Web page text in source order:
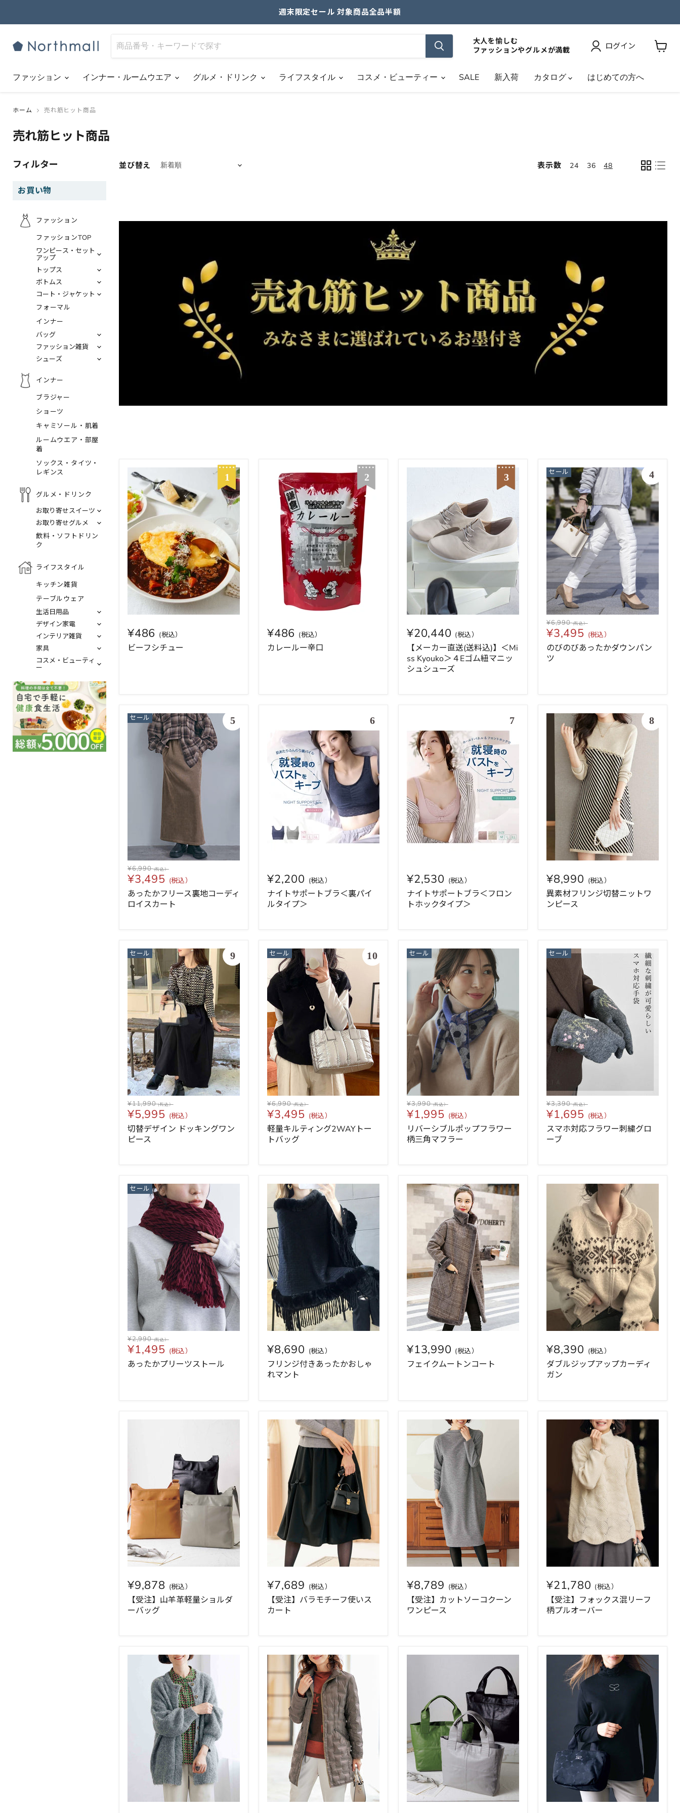
週末限定セール 対象商品全品半額
大人を愉しむ
ファッションやグルメが満載
ログイン
ファッション インナー・ルームウエア グルメ・ドリンク ライフスタイル コスメ・ビューティー SALE 新入荷 カタログ はじめての方へ
ホーム 売れ筋ヒット商品
売れ筋ヒット商品
フィルター
お買い物
ファッション
ファッションTOP
ワンピース・セット
アップ
トップス
ボトムス
コート・ジャケット
フォーマル
インナー
バッグ
ファッション雑貨
シューズ
インナー
ブラジャー
ショーツ
キャミソール・肌着
ルームウエア・部屋
着
ソックス・タイツ・
レギンス
グルメ・ドリンク
お取り寄せスイーツ
お取り寄せグルメ
飲料・ソフトドリン
ク
ライフスタイル
キッチン雑貨
テーブルウェア
生活日用品
デザイン家電
インテリア雑貨
家具
コスメ・ビューティ
ー
並び替え 表示数 24 36 48
¥486
ビーフシチュー
¥486
カレールー辛口
¥20,440
【メーカー直送(送料込)】＜Mi
ss Kyouko＞４Eゴム紐マニッ
シュシューズ
セール
¥6,990
¥3,495
のびのびあったかダウンパン
ツ
セール
¥6,990
¥3,495
あったかフリース裏地コーディ
ロイスカート
¥2,200
ナイトサポートブラ＜裏パイ
ルタイプ＞
¥2,530
ナイトサポートブラ＜フロン
トホックタイプ＞
¥8,990
異素材フリンジ切替ニットワ
ンピース
セール
¥11,990
¥5,995
切替デザイン ドッキングワン
ピース
セール
¥6,990
¥3,495
軽量キルティング2WAYトー
トバッグ
セール
¥3,990
¥1,995
リバーシブルポップフラワー
柄三角マフラー
セール
¥3,390
¥1,695
スマホ対応フラワー刺繍グロ
ーブ
セール
¥2,990
¥1,495
あったかプリーツストール
¥8,690
フリンジ付きあったかおしゃ
れマント
¥13,990
フェイクムートンコート
¥8,390
ダブルジップアップカーディ
ガン
¥9,878
【受注】山羊革軽量ショルダ
ーバッグ
¥7,689
【受注】バラモチーフ使いス
カート
¥8,789
【受注】カットソーコクーン
ワンピース
¥21,780
【受注】フォックス混リーフ
柄プルオーバー